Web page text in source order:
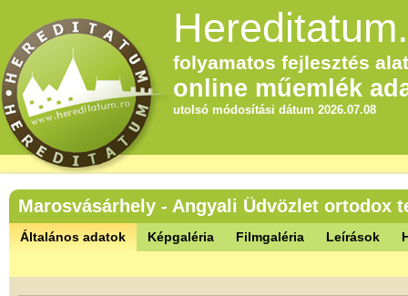
folyamatos fejlesztés
online műemlék
utolsó módosítási dátum 2026.07.08
Marosvásárhely - Angyali Üdvözlet ortodox
Általános adatok Képgaléria Filmgaléria Leírások